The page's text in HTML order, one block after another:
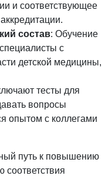
и соответствующее
состав: Обучение
с
детской медицины,
тесты для
вопросы
опытом с коллегами
путь к повышению